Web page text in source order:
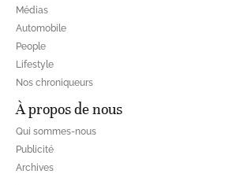
Médias
Automobile
People
Lifestyle
Nos chroniqueurs
À propos de nous
Qui sommes-nous
Publicité
Archives